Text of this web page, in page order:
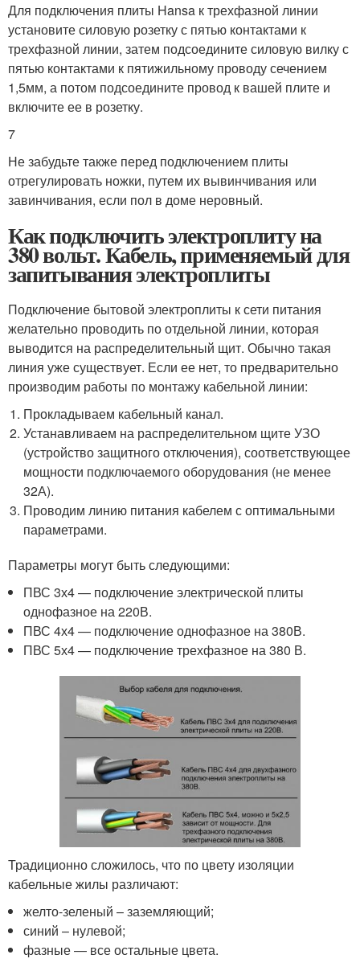
Для подключения плиты Hansa к трехфазной линии
установите силовую розетку с пятью контактами к
трехфазной линии, затем подсоедините силовую вилку с
пятью контактами к пятижильному проводу сечением
1,5мм, а потом подсоедините провод к вашей плите и
включите ее в розетку.
7
Не забудьте также перед подключением плиты
отрегулировать ножки, путем их вывинчивания или
завинчивания, если пол в доме неровный.
Как подключить электроплиту на
380 вольт. Кабель, применяемый для
запитывания электроплиты
Подключение бытовой электроплиты к сети питания
желательно проводить по отдельной линии, которая
выводится на распределительный щит. Обычно такая
линия уже существует. Если ее нет, то предварительно
производим работы по монтажу кабельной линии:
Прокладываем кабельный канал.
Устанавливаем на распределительном щите УЗО
(устройство защитного отключения), соответствующее
мощности подключаемого оборудования (не менее
32А).
Проводим линию питания кабелем с оптимальными
параметрами.
Параметры могут быть следующими:
ПВС 3х4 — подключение электрической плиты
однофазное на 220В.
ПВС 4х4 — подключение однофазное на 380В.
ПВС 5х4 — подключение трехфазное на 380 В.
Традиционно сложилось, что по цвету изоляции
кабельные жилы различают:
желто-зеленый – заземляющий;
синий – нулевой;
фазные — все остальные цвета.